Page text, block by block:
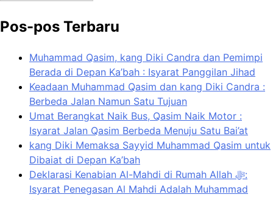
Pos-pos Terbaru
Muhammad Qasim, kang Diki Candra dan Pemimpi
Berada di Depan Ka’bah : Isyarat Panggilan Jihad
Keadaan Muhammad Qasim dan kang Diki Candra :
Berbeda Jalan Namun Satu Tujuan
Umat Berangkat Naik Bus, Qasim Naik Motor :
Isyarat Jalan Qasim Berbeda Menuju Satu Bai’at
kang Diki Memaksa Sayyid Muhammad Qasim untuk
Dibaiat di Depan Ka’bah
Deklarasi Kenabian Al-Mahdi di Rumah Allah ﷻ:
Isyarat Penegasan Al Mahdi Adalah Muhammad